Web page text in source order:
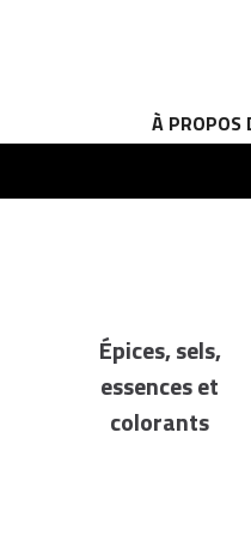
À PROPOS
Épices, sels,
essences et
colorants